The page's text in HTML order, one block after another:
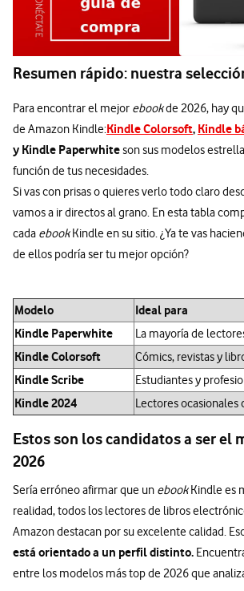
Resumen rápido: nuestra
Para encontrar el mejor ebookde 2026, hay
de Amazon Kindle:Kindle Colorsoft, Kindle
y Kindle Paperwhiteson sus modelos
función de tus necesidades.
Si vas con prisas o quieres verlo todo claro
vamos a ir directos al grano. En esta tabla
cada ebookKindle en su sitio. ¿Ya te vas
de ellos podría ser tu mejor opción?
Modelo
Ideal para
Kindle Paperwhite
La mayoría de
Kindle Colorsoft Cómics, revistas y
Kindle Scribe Estudiantes y
Kindle 2024 Lectores
Estos son los candidatos a ser el
2026
Sería erróneo afirmar que un ebookKindle es
realidad, todos los lectores de libros
Amazon destacan por su excelente calidad.
está orientado a un perfil distinto.
entre los modelos más top de 2026 que